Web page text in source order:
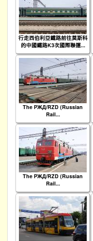
行走西伯利亞鐵路前往莫斯科
的中國鐵路K3次國際聯運...
The РЖД/RZD (Russian
Rail...
The РЖД/RZD (Russian
Rail...